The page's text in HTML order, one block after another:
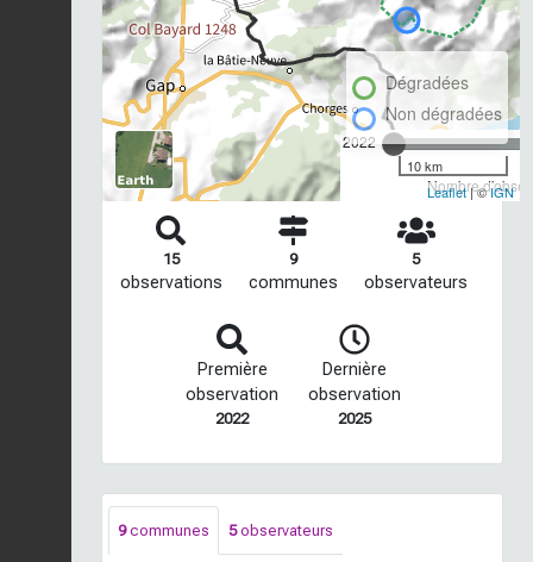
2022
Nombre
Dégradées
Non dégradées
10 km
Leaflet| ©IGN
15
observations
9
communes
5
observateurs
Première
observation
2022
Dernière
observation
2025
9communes 5observateurs